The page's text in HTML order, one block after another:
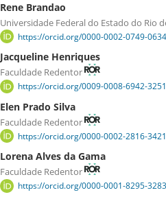
Rene Brandao
Universidade Federal do Estado do Rio
https://orcid.org/0000-0002-0749-0634
Jacqueline Henriques
Faculdade Redentor
https://orcid.org/0009-0008-6942-3251
Elen Prado Silva
Faculdade Redentor
https://orcid.org/0000-0002-2816-3421
Lorena Alves da Gama
Faculdade Redentor
https://orcid.org/0000-0001-8295-3283